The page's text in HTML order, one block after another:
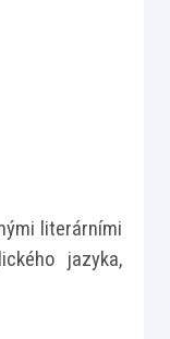
literárními
jazyka,